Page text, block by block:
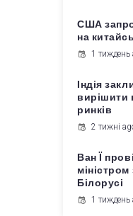
США
на
1 тиждень
Індія
вирішити
ринків
2 тижні
Ван Ї
Білорусі
1 тиждень